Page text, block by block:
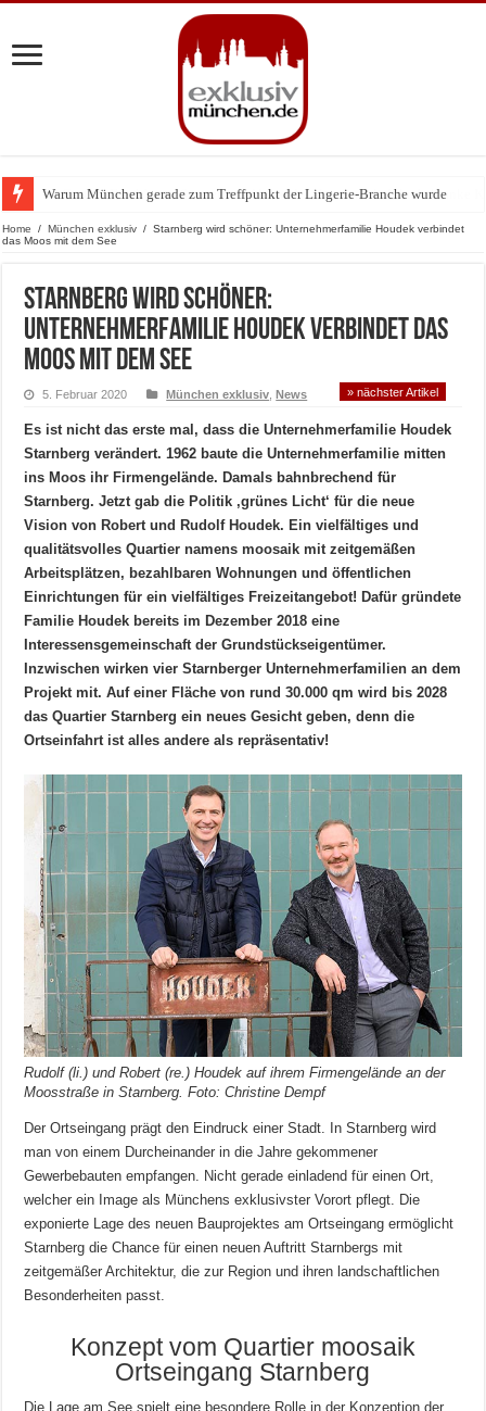
Warum München gerade zum Treffpunkt der Lingerie-Branche wurde
Home / München exklusiv / Starnberg wird schöner: Unternehmerfamilie Houdek verbindet
das Moos mit dem See
Starnberg wird schöner:
Unternehmerfamilie Houdek verbindet das
Moos mit dem See
5. Februar 2020 München exklusiv ,News » nächster Artikel
Es ist nicht das erste mal, dass die Unternehmerfamilie Houdek
Starnberg verändert. 1962 baute die Unternehmerfamilie mitten
ins Moos ihr Firmengelände. Damals bahnbrechend für
Starnberg. Jetzt gab die Politik ‚grünes Licht‘ für die neue
Vision von Robert und Rudolf Houdek. Ein vielfältiges und
qualitätsvolles Quartier namens moosaik mit zeitgemäßen
Arbeitsplätzen, bezahlbaren Wohnungen und öffentlichen
Einrichtungen für ein vielfältiges Freizeitangebot! Dafür gründete
Familie Houdek bereits im Dezember 2018 eine
Interessensgemeinschaft der Grundstückseigentümer.
Inzwischen wirken vier Starnberger Unternehmerfamilien an dem
Projekt mit. Auf einer Fläche von rund 30.000 qm wird bis 2028
das Quartier Starnberg ein neues Gesicht geben, denn die
Ortseinfahrt ist alles andere als repräsentativ!
Rudolf (li.) und Robert (re.) Houdek auf ihrem Firmengelände an der
Moosstraße in Starnberg. Foto: Christine Dempf
Der Ortseingang prägt den Eindruck einer Stadt. In Starnberg wird
man von einem Durcheinander in die Jahre gekommener
Gewerbebauten empfangen. Nicht gerade einladend für einen Ort,
welcher ein Image als Münchens exklusivster Vorort pflegt. Die
exponierte Lage des neuen Bauprojektes am Ortseingang ermöglicht
Starnberg die Chance für einen neuen Auftritt Starnbergs mit
zeitgemäßer Architektur, die zur Region und ihren landschaftlichen
Besonderheiten passt.
Konzept vom Quartier moosaik
Ortseingang Starnberg
Die Lage am See spielt eine besondere Rolle in der Konzeption der